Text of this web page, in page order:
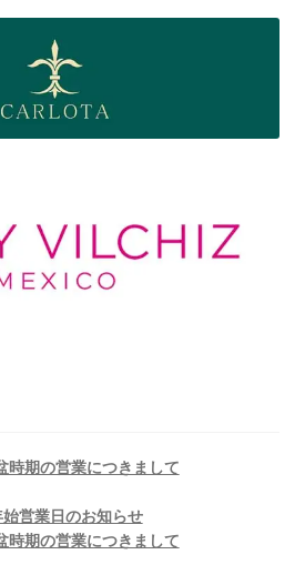
時期の営業につきまして
営業日のお知らせ
時期の営業につきまして